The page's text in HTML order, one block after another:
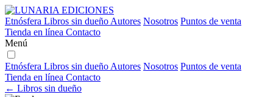
Etnósfera Libros sin dueño Autores Nosotros Puntos de venta
Tienda en línea Contacto
Menú
Etnósfera Libros sin dueño Autores Nosotros Puntos de venta
Tienda en línea Contacto
← Libros sin dueño